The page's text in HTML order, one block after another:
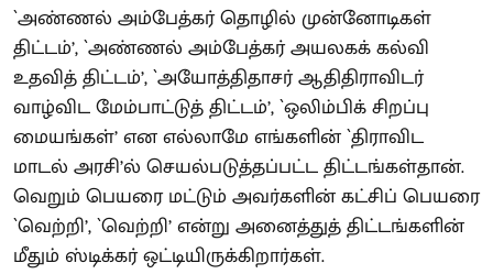
`அண்ணல் அம்பேத்கர் தொழில் முன்னோடிகள்
திட்டம்’, `அண்ணல் அம்பேத்கர் அயலகக் கல்வி
உதவித் திட்டம்’, `அயோத்திதாசர் ஆதிதிராவிடர்
வாழ்விட மேம்பாட்டுத் திட்டம்’, `ஒலிம்பிக் சிறப்பு
மையங்கள்’ என எல்லாமே எங்களின் `திராவிட
மாடல் அரசி’ல் செயல்படுத்தப்பட்ட திட்டங்கள்தான்.
வெறும் பெயரை மட்டும் அவர்களின் கட்சிப் பெயரை
`வெற்றி’, `வெற்றி’ என்று அனைத்துத் திட்டங்களின்
மீதும் ஸ்டிக்கர் ஒட்டியிருக்கிறார்கள்.